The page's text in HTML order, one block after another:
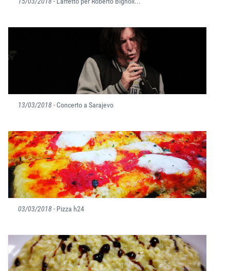
13/03/2018- Concerto a Sarajevo
03/03/2018- Pizza h24